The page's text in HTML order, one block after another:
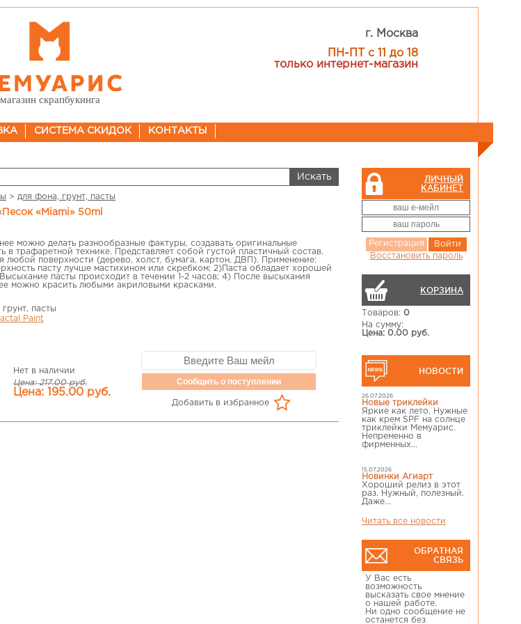
магазин скрапбукинга
г. Москва
ПН-ПТ с 11 до 18
только интернет-магазин
СИСТЕМА СКИДОК КОНТАКТЫ
ЛИЧНЫЙ
КАБИНЕТ
Регистрация
Войти
Восстановить пароль
КОРЗИНА
Товаров: 0
На сумму:
Цена: 0.00 руб.
НОВОСТИ
26.07.2026
Новые триклейки
Яркие как лето, Нужные
как крем SPF на солнце
триклейки Мемуарис.
Непременно в
фирменных...
15.07.2026
Новинки Агиарт
Хороший релиз в этот
раз. Нужный, полезный.
Даже...
Читать все новости
ОБРАТНАЯ
СВЯЗЬ
У Вас есть
возможность
высказать свое мнение
о нашей работе.
Ни одно сообщение не
останется без
> для фона, грунт, пасты
«Miami» 50ml
можно делать разнообразные фактуры, создавать оригинальные
в трафаретной технике. Представляет собой густой пластичный состав.
любой поверхности (дерево, холст, бумага, картон, ДВП). Применение:
пасту лучше мастихином или скребком; 2)Паста обладает хорошей
пасты происходит в течении 1-2 часов; 4) После высыхания
можно красить любыми акриловыми красками.
пасты
Paint
Нет в наличии
Цена: 217.00 руб.
Цена: 195.00 руб.
Сообщить о поступлении
Добавить в избранное